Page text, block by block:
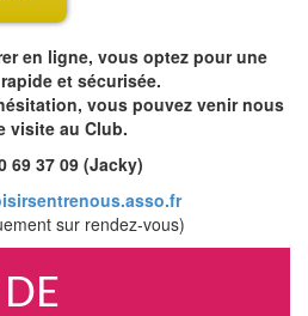
en ligne, vous optez pour une
et sécurisée.
vous pouvez venir nous
visite au Club.
69 37 09 (Jacky)
sur rendez-vous)